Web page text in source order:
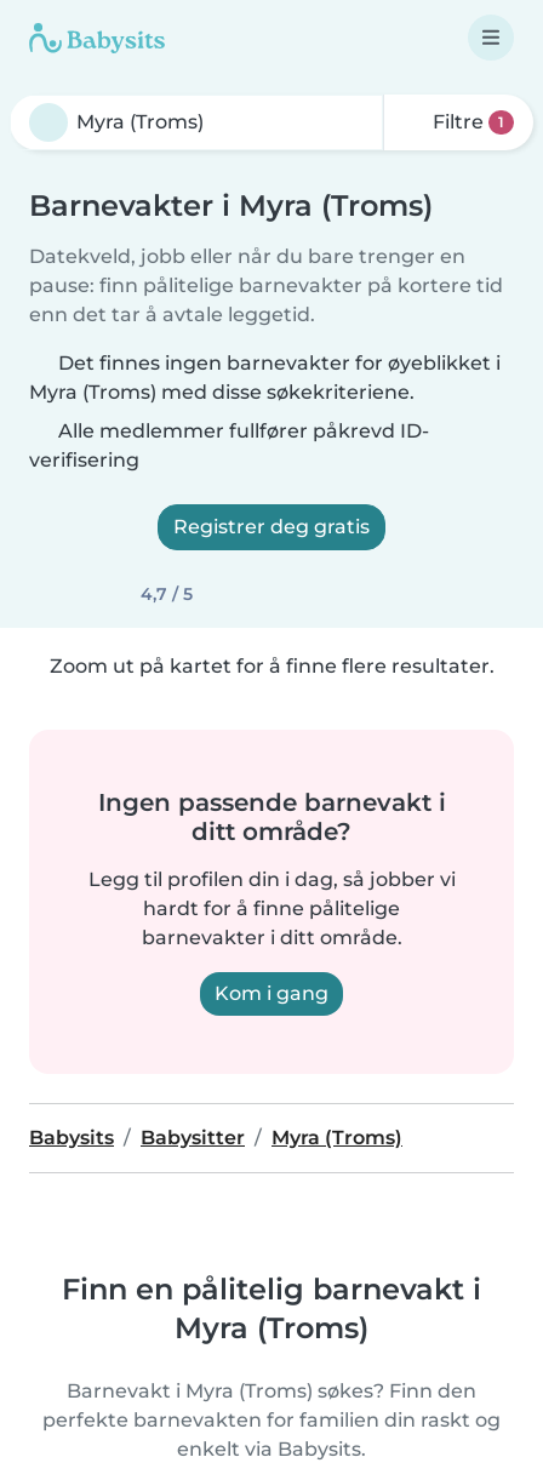
Filtre 1
Barnevakter i Myra (Troms)
Datekveld, jobb eller når du bare trenger en
pause: finn pålitelige barnevakter på kortere tid
enn det tar å avtale leggetid.
Det finnes ingen barnevakter for øyeblikket i
Myra (Troms) med disse søkekriteriene.
Alle medlemmer fullfører påkrevd ID-
verifisering
Registrer deg gratis
4,7 / 5
Zoom ut på kartet for å finne flere resultater.
Ingen passende barnevakt i
ditt område?
Legg til profilen din i dag, så jobber vi
hardt for å finne pålitelige
barnevakter i ditt område.
Kom i gang
Babysits Babysitter Myra (Troms)
Finn en pålitelig barnevakt i
Myra (Troms)
Barnevakt i Myra (Troms) søkes? Finn den
perfekte barnevakten for familien din raskt og
enkelt via Babysits.